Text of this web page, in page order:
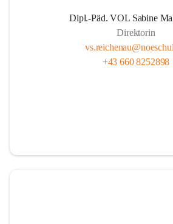
Dipl.-Päd. VOL Sabine
Direktorin
+43 660 8252898